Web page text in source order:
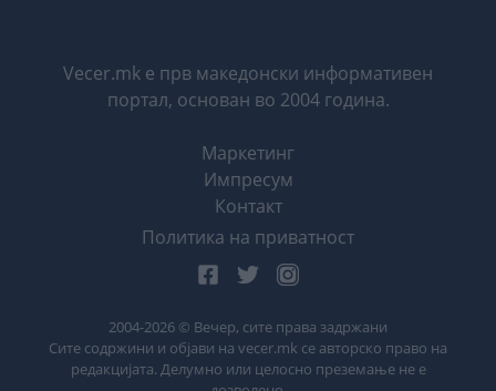
Vecer.mk е прв македонски информативен
портал, основан во 2004 година.
Маркетинг
Импресум
Контакт
Политика на приватност
2004-2026 © Вечер, сите права задржани
Сите содржини и објави на vecer.mk се авторско право на
редакцијата. Делумно или целосно преземање не е